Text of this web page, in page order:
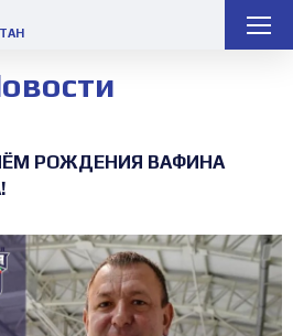
РОЖДЕНИЯ ВАФИНА